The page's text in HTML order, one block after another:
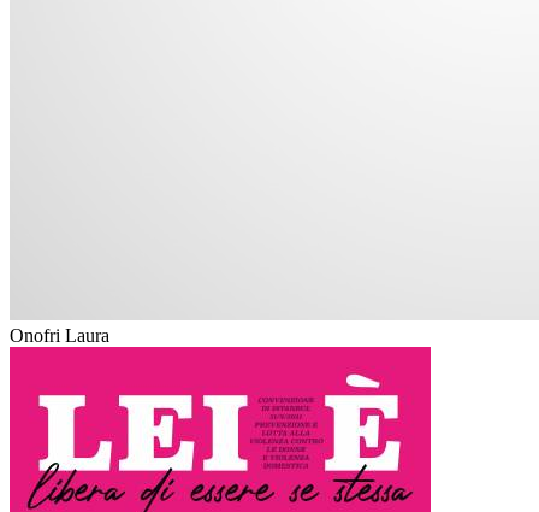
Onofri Laura